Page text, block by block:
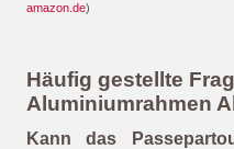
amazon.de)
Häufig gestellte
Aluminiumrahmen
Kann das